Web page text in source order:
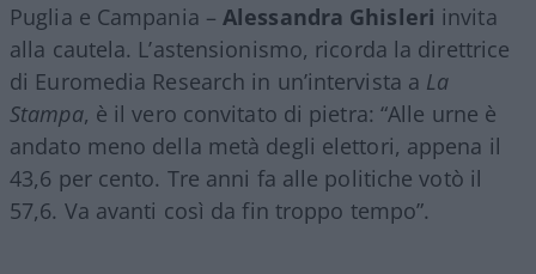
Puglia e Campania –Alessandra Ghisleri invita
alla cautela. L’astensionismo, ricorda la direttrice
di Euromedia Research in un’intervista a La
Stampa, è il vero convitato di pietra: “Alle urne è
andato meno della metà degli elettori, appena il
43,6 per cento. Tre anni fa alle politiche votò il
57,6. Va avanti così da fin troppo tempo”.